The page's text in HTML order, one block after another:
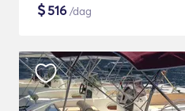
$516 /dag